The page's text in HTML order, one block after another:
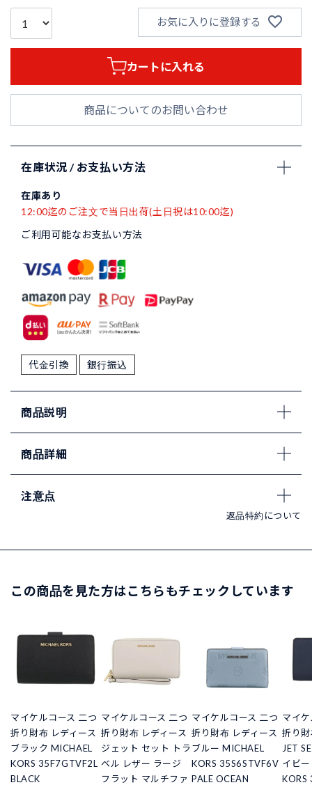
お気に入りに登録する
カートに入れる
商品についてのお問い合わせ
在庫状況 / お支払い方法
在庫あり
12:00迄のご注文で当日出荷(土日祝は10:00迄)
ご利用可能なお支払い方法
代金引換 銀行振込
商品説明
商品詳細
注意点
返品特約について
この商品を見た方はこちらもチェックしています
マイケルコース 二つ
折り財布 レディース
ブラック MICHAEL
KORS 35F7GTVF2L
BLACK
マイケルコース 二つ
折り財布 レディース
ジェット セット トラ
ベル レザー ラージ
フラット マルチファ
マイケルコース 二つ
折り財布 レディース
ブルー MICHAEL
KORS 35S6STVF6V
PALE OCEAN
マイ
折り
JET
イビ
KORS